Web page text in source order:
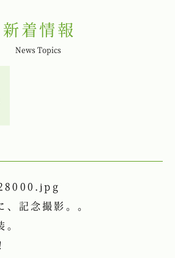
新着情報
News Topics
記念撮影。。